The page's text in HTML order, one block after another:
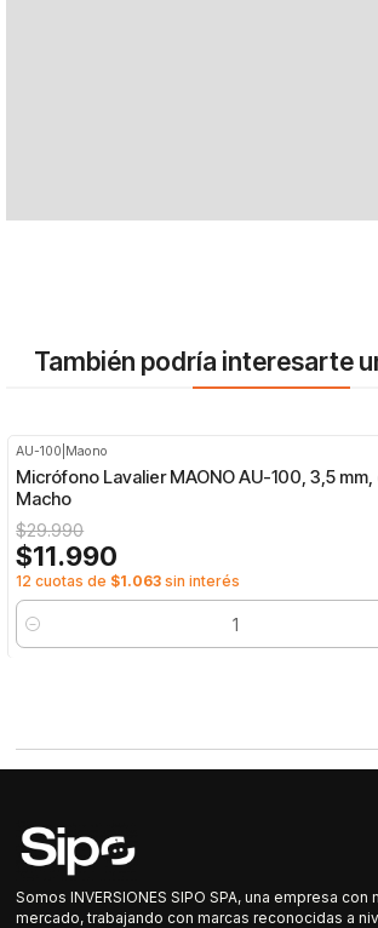
También podría interesarte
-60%
AU-100 Maono
Micrófono Lavalier MAONO AU-100, 3,5
Macho
$29.990
$11.990
12 cuotas de $1.063 sin interés
Cantidad
Somos INVERSIONES SIPO SPA, una empresa
mercado, trabajando con marcas reconocidas a